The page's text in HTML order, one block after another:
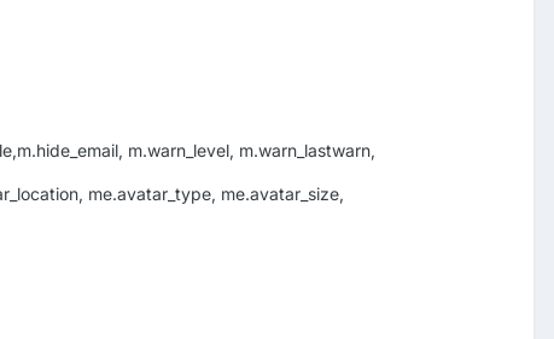
m.warn_level, m.warn_lastwarn,
me.avatar_type, me.avatar_size,